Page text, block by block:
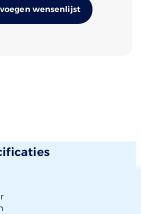
wensenlijst